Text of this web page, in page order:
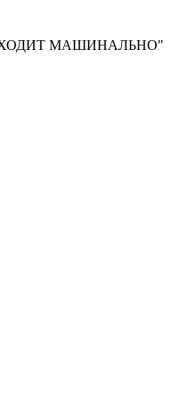
МАШИНАЛЬНО"